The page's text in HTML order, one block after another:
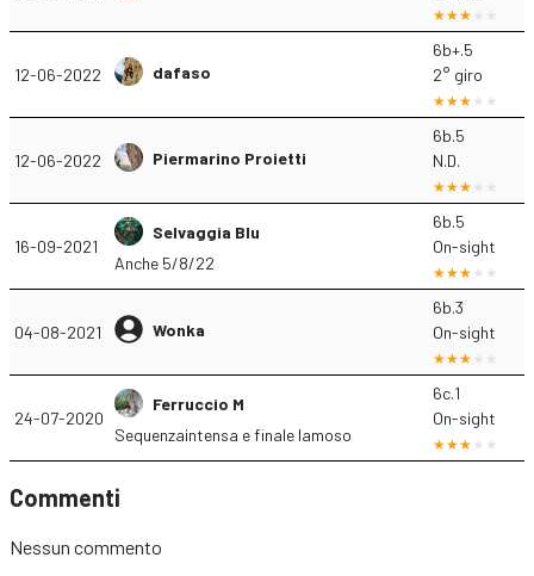
12-06-2022 dafaso
6b+.5
2° giro
12-06-2022 Piermarino Proietti
6b.5
N.D.
16-09-2021
Selvaggia Blu
Anche 5/8/22
6b.5
On-sight
04-08-2021 Wonka
6b.3
On-sight
24-07-2020
Ferruccio M
Sequenzaintensa e finale lamoso
6c.1
On-sight
Commenti
Nessun commento